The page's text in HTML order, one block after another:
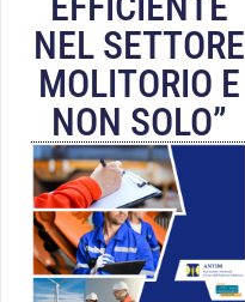
NEL SETTORE
MOLITORIO E
NON SOLO”